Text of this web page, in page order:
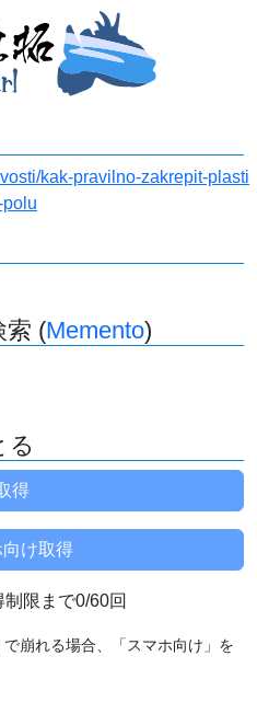
kak-pravilno-zakrepit-plasti
索 (Memento)
る
限まで0/60回
崩れる場合、「スマホ向け」を